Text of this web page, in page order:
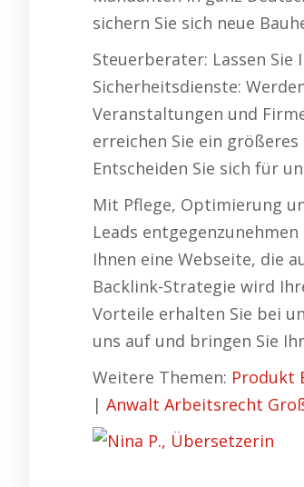
sichern Sie sich neue
Steuerberater: Lassen
Sicherheitsdienste:
Veranstaltungen und
erreichen Sie ein
Entscheiden Sie sich für
Mit Pflege, Optimierung
Leads
Ihnen eine Webseite, die
Backlink-Strategie wird
Vorteile erhalten Sie bei
uns auf und bringen Sie
Weitere Themen: Produkt
| Anwalt Arbeitsrecht